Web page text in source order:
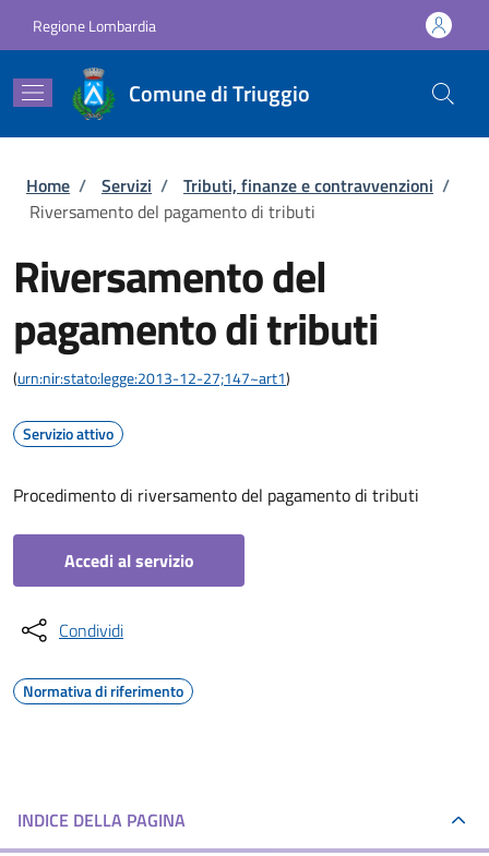
Regione Lombardia
Comune di Triuggio
Briciole di pane
Home / Servizi / Tributi, finanze e contravvenzioni /
Riversamento del pagamento di tributi
Riversamento del
pagamento di tributi
(urn:nir:stato:legge:2013-12-27;147~art1)
Servizio attivo
Procedimento di riversamento del pagamento di tributi
Accedi al servizio
Condividi
Normativa di riferimento
INDICE DELLA PAGINA